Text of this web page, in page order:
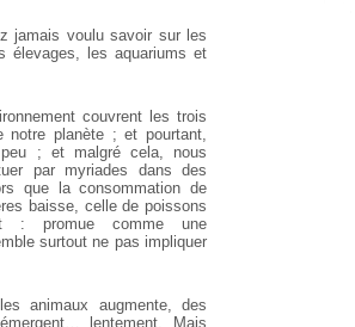
jamais voulu savoir sur les
élevages, les aquariums et
couvrent les trois
notre planète ; et pourtant,
; et malgré cela, nous
par myriades dans des
que la consommation de
baisse, celle de poissons
: promue comme une
surtout ne pas impliquer
animaux augmente, des
lentement. Mais